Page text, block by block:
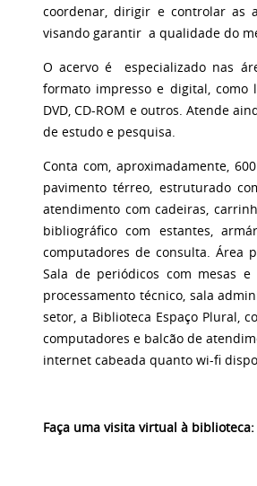
coordenar, dirigir e controlar as
visando garantir a qualidade do
O acervo é especializado nas
formato impresso e digital, como
DVD, CD-ROM e outros. Atende
de estudo e pesquisa.
Conta com, aproximadamente,
pavimento térreo, estruturado
atendimento com cadeiras,
bibliográfico com estantes,
computadores de consulta. Área
Sala de periódicos com mesas
processamento técnico, sala
setor, a Biblioteca Espaço Plural,
computadores e balcão de
internet cabeada quanto wi-fi
Faça uma visita virtual à biblioteca: